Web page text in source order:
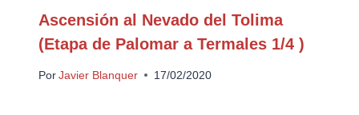
Ascensión al Nevado del Tolima
(Etapa de Palomar a Termales 1/4 )
Por Javier Blanquer 17/02/2020